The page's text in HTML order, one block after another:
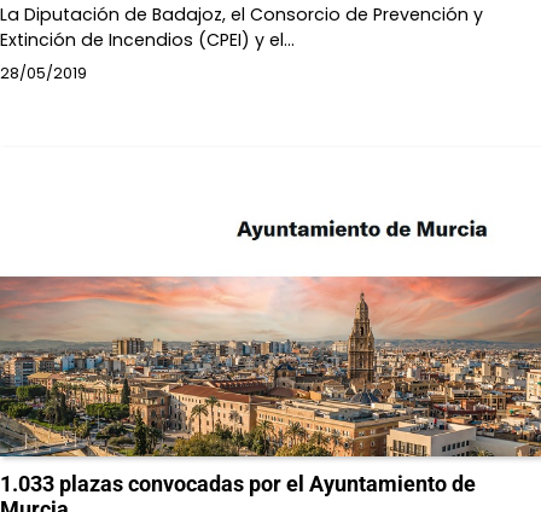
La Diputación de Badajoz, el Consorcio de Prevención y
Extinción de Incendios (CPEI) y el…
28/05/2019
1.033 plazas convocadas por el Ayuntamiento de